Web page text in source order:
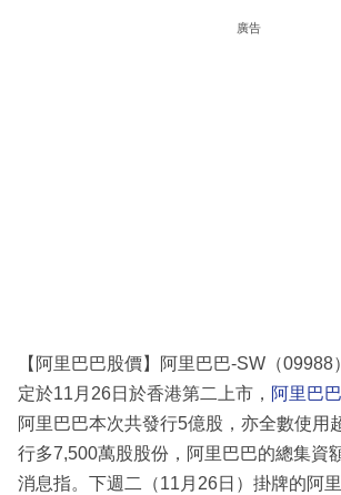
廣告
【阿里巴巴股價】阿里巴巴-SW（09988
定於11月26日於香港第二上市， 阿里巴巴
阿里巴巴本次共發行5億股，亦全數使用
行多7,500萬股股份，阿里巴巴的總集資
消息指。下週二（11月26日）掛牌的阿